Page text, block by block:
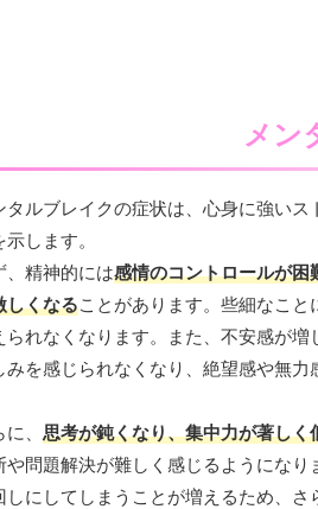
メン
タルブレイクの症状は、心身に強い
します。
、精神的には感情のコントロールが困
しくなることがあります。些細なこ
られなくなります。また、不安感が
みを感じられなくなり、絶望感や無力
、 思考が鈍くなり、集中力が著しく
や問題解決が難しく感じるようにな
しにしてしまうことが増えるため、さ